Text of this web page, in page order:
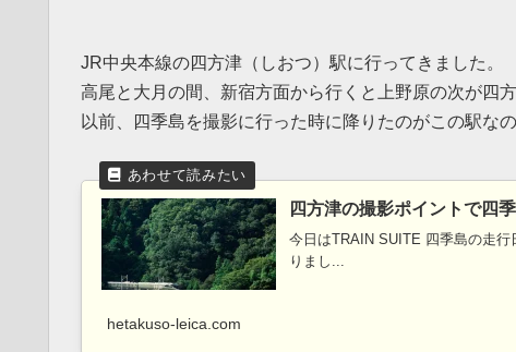
JR中央本線の四方津（しおつ）駅に行ってきました。
高尾と大月の間、新宿方面から行くと上野原の次が四方
以前、四季島を撮影に行った時に降りたのがこの駅な
四方津の撮影ポイントで四
今日はTRAIN SUITE 四季島の走
りまし...
hetakuso-leica.com